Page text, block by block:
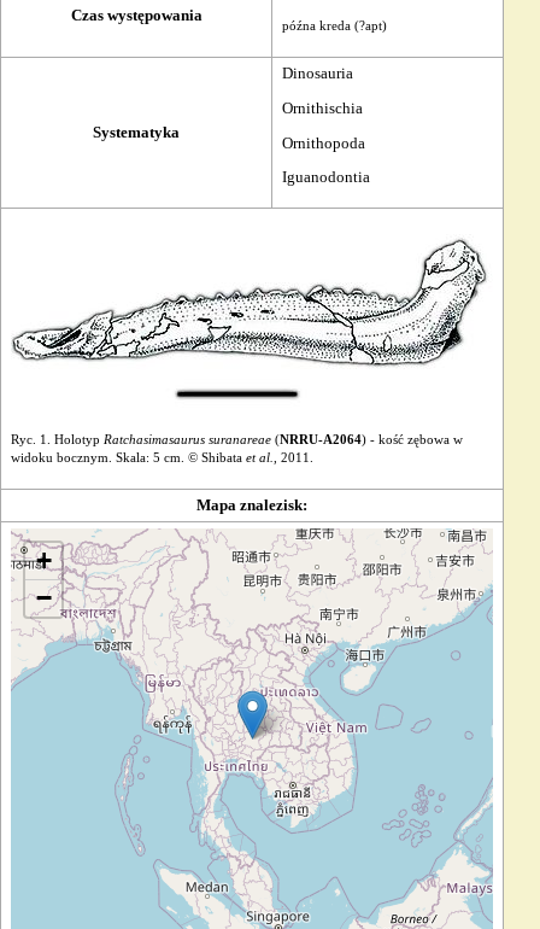
Czas występowania
późna kreda (?apt)
Systematyka
Dinosauria
Ornithischia
Ornithopoda
Iguanodontia
Ryc. 1. Holotyp Ratchasimasaurus suranareae (NRRU-A2064) - kość zębowa w
widoku bocznym. Skala: 5 cm. © Shibata et al. , 2011.
Mapa znalezisk:
Wczytywanie mapy…
+
−